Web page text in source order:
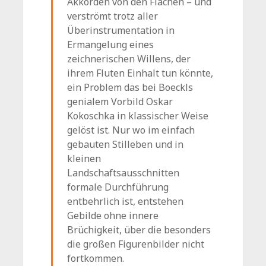
verströmt trotz aller
Überinstrumentation in
Ermangelung eines
zeichnerischen Willens, der
ihrem Fluten Einhalt tun könnte,
ein Problem das bei Boeckls
genialem Vorbild Oskar
Kokoschka in klassischer Weise
gelöst ist. Nur wo im einfach
gebauten Stilleben und in
kleinen
Landschaftsausschnitten
formale Durchführung
entbehrlich ist, entstehen
Gebilde ohne innere
Brüchigkeit, über die besonders
die großen Figurenbilder nicht
fortkommen.